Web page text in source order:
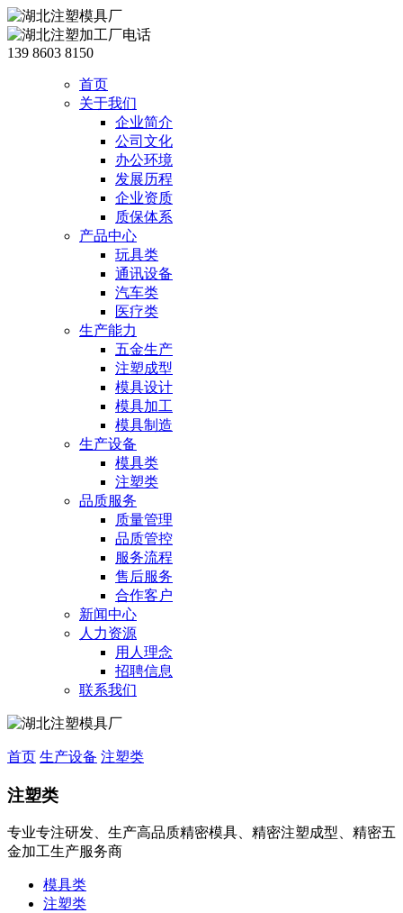
139 8603 8150
首页
关于我们
企业简介
公司文化
办公环境
发展历程
企业资质
质保体系
产品中心
玩具类
通讯设备
汽车类
医疗类
生产能力
五金生产
注塑成型
模具设计
模具加工
模具制造
生产设备
模具类
注塑类
品质服务
质量管理
品质管控
服务流程
售后服务
合作客户
新闻中心
人力资源
用人理念
招聘信息
联系我们
首页 生产设备 注塑类
注塑类
专业专注研发、生产高品质精密模具、精密注塑成型、精密五
金加工生产服务商
模具类
注塑类